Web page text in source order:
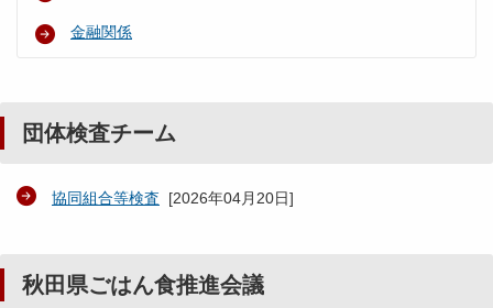
金融関係
団体検査チーム
協同組合等検査 [2026年04月20日]
秋田県ごはん食推進会議